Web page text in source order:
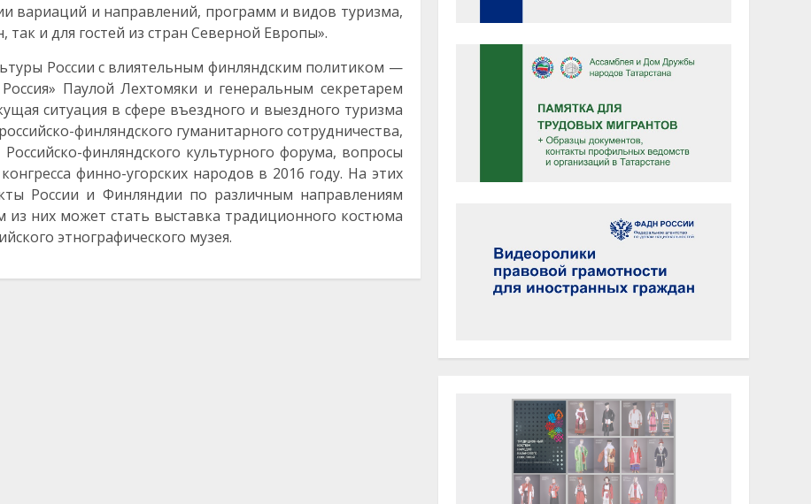
вариаций и направлений, программ и видов туризма,
и для гостей из стран Северной Европы».
России с влиятельным финляндским политиком —
Паулой Лехтомяки и генеральным секретарем
ситуация в сфере въездного и выездного туризма
финляндского гуманитарного сотрудничества,
финляндского культурного форума, вопросы
финно-угорских народов в 2016 году. На этих
России и Финляндии по различным направлениям
из них может стать выставка традиционного костюма
этнографического музея.